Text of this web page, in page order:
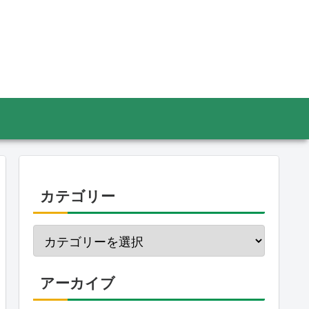
カテゴリー
アーカイブ